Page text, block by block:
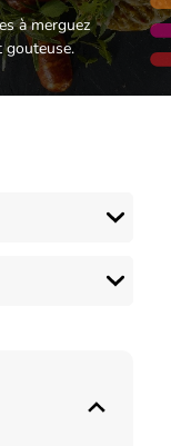
à merguez
gouteuse.